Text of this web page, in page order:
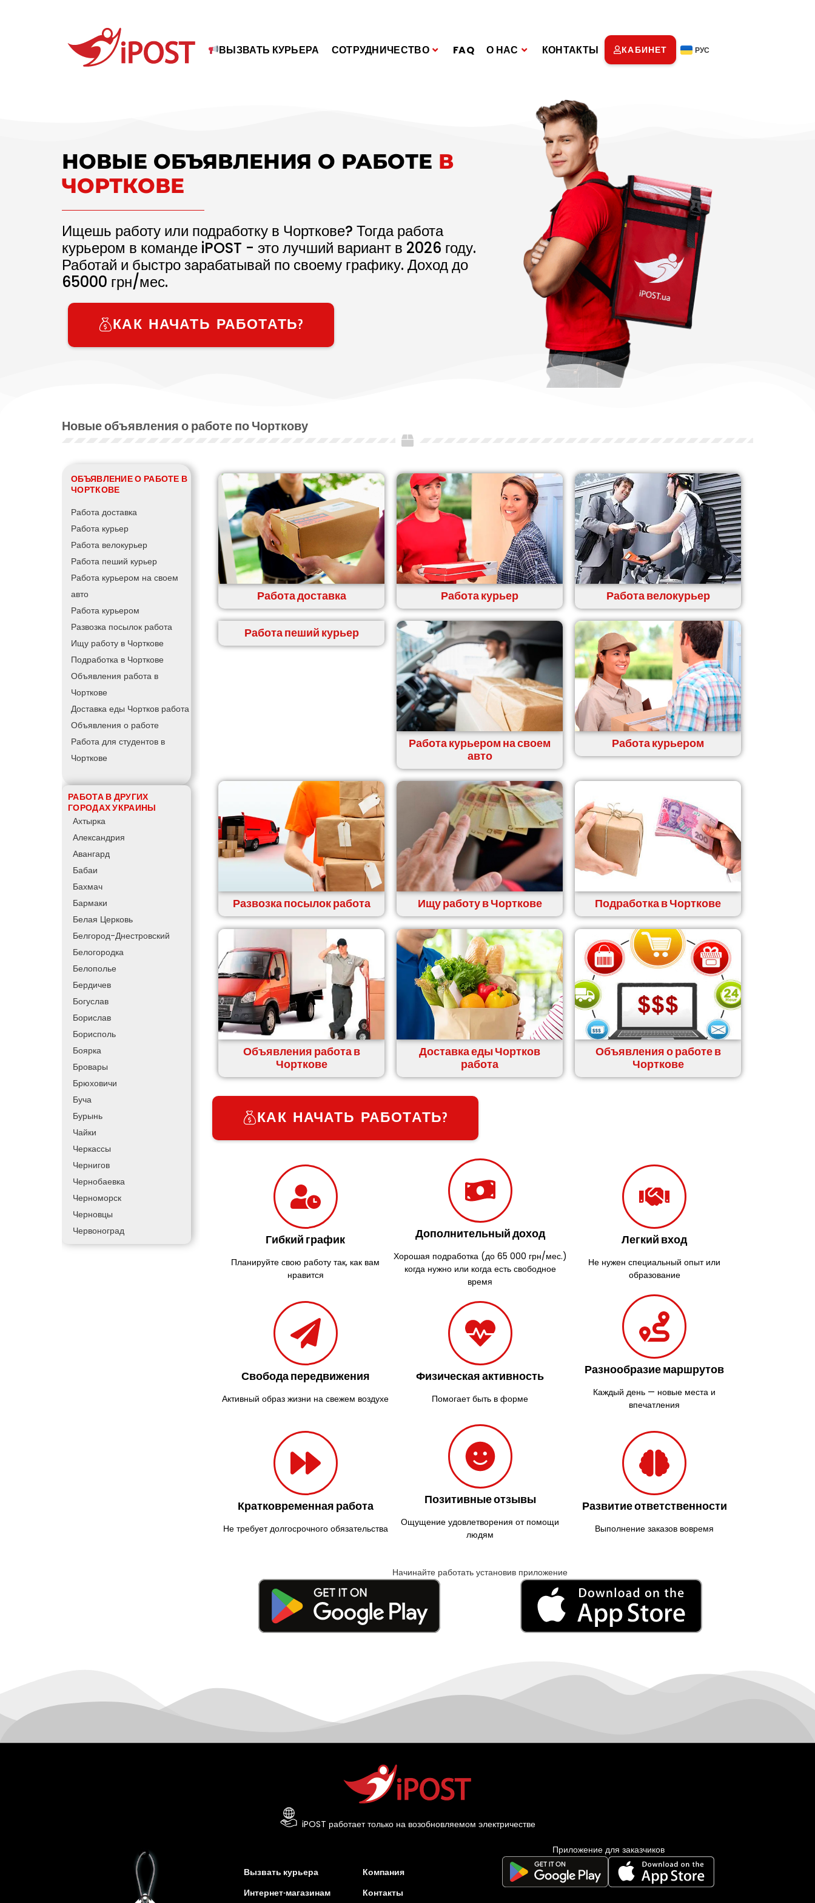
ВЫЗВАТЬ КУРЬЕРА СОТРУДНИЧЕСТВО FAQ О НАС КОНТАКТЫ КАБИНЕТ РУС
НОВЫЕ ОБЪЯВЛЕНИЯ О РАБОТЕ В
ЧОРТКОВЕ
Ищешь работу или подработку в Чорткове? Тогда работа
курьером в команде iPOST - это лучший вариант в 2026 году.
Работай и быстро зарабатывай по своему графику. Доход до
65000 грн/мес.
КАК НАЧАТЬ РАБОТАТЬ?
Новые объявления о работе по Чорткову
ОБЪЯВЛЕНИЕ О РАБОТЕ В
ЧОРТКОВЕ
Работа доставка
Работа курьер
Работа велокурьер
Работа пеший курьер
Работа курьером на своем
авто
Работа курьером
Развозка посылок работа
Ищу работу в Чорткове
Подработка в Чорткове
Объявления работа в
Чорткове
Доставка еды Чортков работа
Объявления о работе
Работа для студентов в
Чорткове
РАБОТА В ДРУГИХ
ГОРОДАХ УКРАИНЫ
Ахтырка
Александрия
Авангард
Бабаи
Бахмач
Бармаки
Белая Церковь
Белгород-Днестровский
Белогородка
Белополье
Бердичев
Богуслав
Борислав
Борисполь
Боярка
Бровары
Брюховичи
Буча
Бурынь
Чайки
Черкассы
Чернигов
Чернобаевка
Черноморск
Черновцы
Червоноград
Чортков
Коцюбинское
Работа доставка Работа курьер Работа велокурьер
Работа пеший курьер
Работа курьером на своем
авто
Работа курьером
Развозка посылок работа Ищу работу в Чорткове Подработка в Чорткове
Объявления работа в
Чорткове
Доставка еды Чортков
работа
Объявления о работе в
Чорткове
КАК НАЧАТЬ РАБОТАТЬ?
Гибкий график
Планируйте свою работу так, как вам
нравится
Дополнительный доход
Хорошая подработка (до 65 000 грн/мес.)
когда нужно или когда есть свободное
время
Легкий вход
Не нужен специальный опыт или
образование
Свобода передвижения
Активный образ жизни на свежем воздухе
Физическая активность
Помогает быть в форме
Разнообразие маршрутов
Каждый день — новые места и
впечатления
Кратковременная работа
Не требует долгосрочного обязательства
Позитивные отзывы
Ощущение удовлетворения от помощи
людям
Развитие ответственности
Выполнение заказов вовремя
Начинайте работать установив приложение
iPOST работает только на возобновляемом электричестве
Вызвать курьера
Интернет-магазинам
Компания
Контакты
Приложение для заказчиков